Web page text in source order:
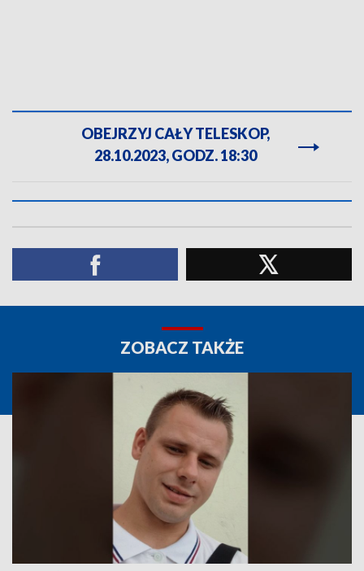
OBEJRZYJ CAŁY TELESKOP,
28.10.2023, GODZ. 18:30
ZOBACZ TAKŻE